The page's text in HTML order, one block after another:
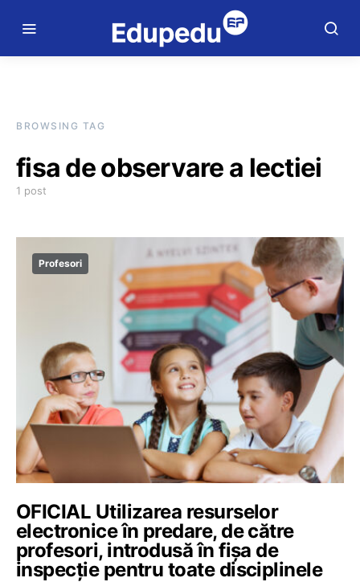
BROWSING TAG
fisa de observare a lectiei
1 post
Profesori
OFICIAL Utilizarea resurselor
electronice în predare, de către
profesori, introdusă în fișa de
inspecție pentru toate disciplinele